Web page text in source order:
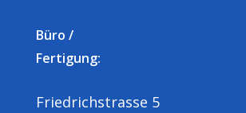
Büro /
Fertigung:
Friedrichstrasse 5